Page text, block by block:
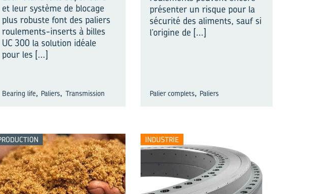
et leur système de blocage
plus robuste font des paliers
roulements-inserts à billes
UC 300 la solution idéale
pour les [...]
Bearing life, Paliers, Transmission
présenter un risque pour la
sécurité des aliments, sauf si
l’origine de [...]
Palier complets, Paliers
INDUSTRIE